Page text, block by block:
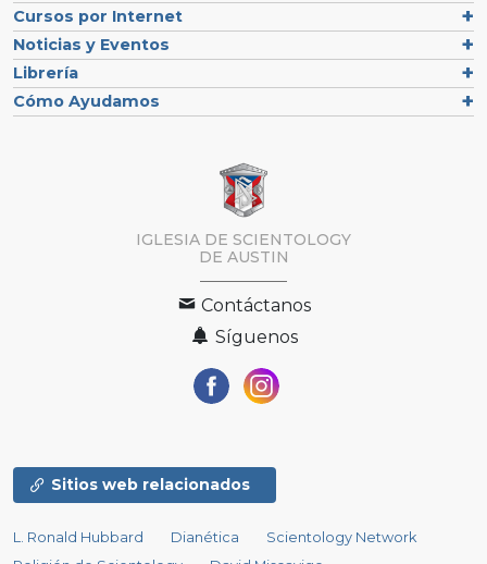
Cursos por Internet
Noticias y Eventos
Librería
Cómo Ayudamos
IGLESIA DE SCIENTOLOGY
DE AUSTIN
Contáctanos
Síguenos
Sitios web relacionados
L. Ronald Hubbard Dianética
Scientology Network